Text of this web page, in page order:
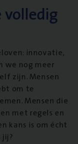
innovatie,
we nog meer
zijn. Mensen
om te
Mensen die
met regels en
kans is om écht